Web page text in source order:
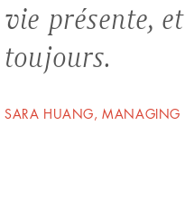
vie présente,
toujours.
SARA HUANG, MANAGING